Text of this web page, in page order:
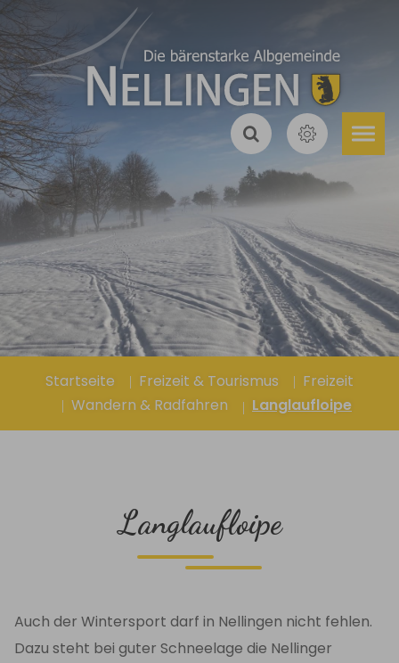
Zum Hauptinhalt springen
Startseite Freizeit & Tourismus
Freizeit
Wandern & Radfahren
Langlaufloipe
Langlaufloipe
Auch der Wintersport darf in Nellingen nicht fehlen.
Dazu steht bei guter Schneelage die Nellinger